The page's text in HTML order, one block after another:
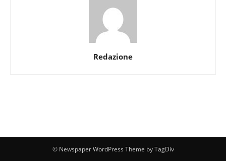
Redazione
© Newspaper WordPress Theme by TagDiv